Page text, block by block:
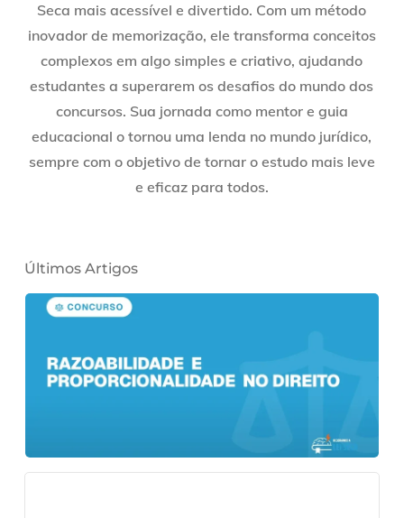
Seca mais acessível e divertido. Com um método
inovador de memorização, ele transforma conceitos
complexos em algo simples e criativo, ajudando
estudantes a superarem os desafios do mundo dos
concursos. Sua jornada como mentor e guia
educacional o tornou uma lenda no mundo jurídico,
sempre com o objetivo de tornar o estudo mais leve
e eficaz para todos.
Últimos Artigos